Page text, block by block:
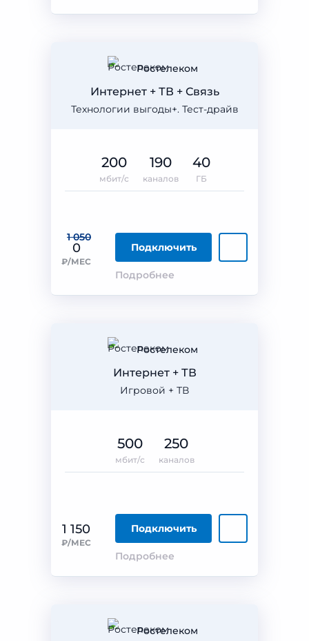
Ростелеком
Технологии выгоды+. Тест-драйв
Интернет + ТВ + Связь
1 050
0
₽/МЕС
Подключить
Подробнее
200
мбит/с
190
каналов
40
ГБ
Ростелеком
Игровой + ТВ
Интернет + ТВ
1 150
₽/МЕС
Подключить
Подробнее
500
мбит/с
250
каналов
Ростелеком